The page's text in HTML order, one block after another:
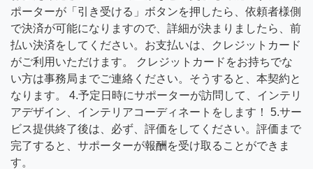
ポーターが「引き受ける」ボタンを押したら、依頼者様側
で決済が可能になりますので、詳細が決まりましたら、前
払い決済をしてください。お支払いは、クレジットカード
がご利用いただけます。 クレジットカードをお持ちでな
い方は事務局までご連絡ください。そうすると、本契約と
なります。 4.予定日時にサポーターが訪問して、インテリ
アデザイン、インテリアコーディネートをします！ 5.サー
ビス提供終了後は、必ず、評価をしてください。評価まで
完了すると、サポーターが報酬を受け取ることができま
す。